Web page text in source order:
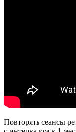
Повторять сеансы